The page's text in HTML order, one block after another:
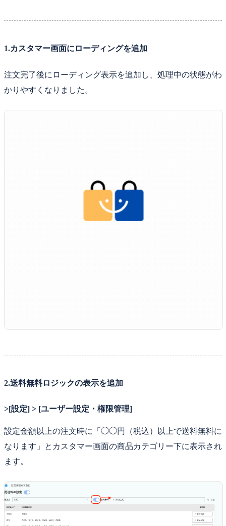
1.カスタマー画面にローディングを追加
注文完了後にローディング表示を追加し、処理中の状態がわ
かりやすくなりました。
2.送料無料ロジックの表示を追加
>[設定] > [ユーザー設定・権限管理]
設定金額以上の注文時に「◯◯円（税込）以上で送料無料に
なります」とカスタマー画面の商品カテゴリー下に表示され
ます。